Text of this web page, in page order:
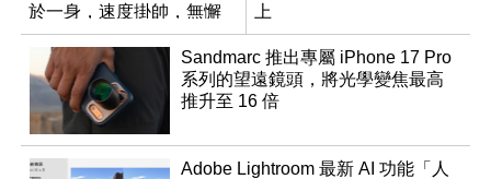
於一身，速度掛帥，無懈
可擊
上
Sandmarc 推出專屬 iPhone 17 Pro
系列的望遠鏡頭，將光學變焦最高
推升至 16 倍
Adobe Lightroom 最新 AI 功能「人